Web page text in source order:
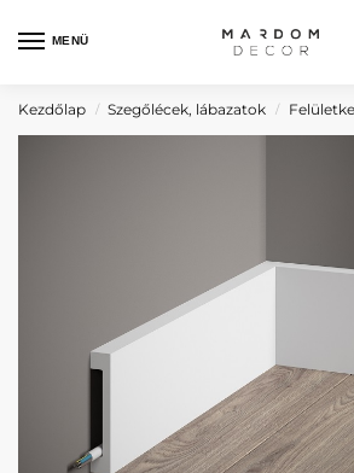
MENÜ
Kezdőlap / Szegőlécek, lábazatok /